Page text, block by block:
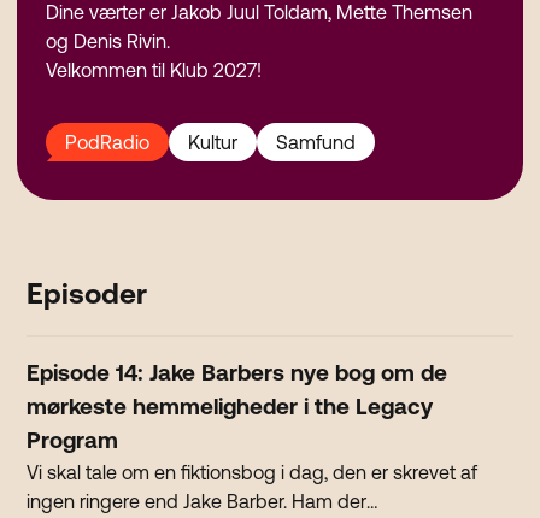
Dine værter er Jakob Juul Toldam, Mette Themsen
og Denis Rivin.
Velkommen til Klub 2027!
PodRadio Kultur Samfund
Episoder
Episode 14: Jake Barbers nye bog om de
mørkeste hemmeligheder i the Legacy
Program
Vi skal tale om en fiktionsbog i dag, den er skrevet af
ingen ringere end Jake Barber. Ham der